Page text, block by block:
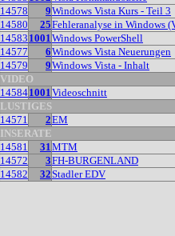
14578
9Windows Vista Kurs - Teil 3
14580
25Fehleranalyse in Windows
14583 1001Windows PowerShell
14577
6Windows Vista Neuerungen
14579
9Windows Vista - Inhalt
VIDEO
145841001Videoschnitt
LUSTIGES
14571
2EM
INSERATE
14581
31MTM
14572
3FH-BURGENLAND
14582
32Stadler EDV